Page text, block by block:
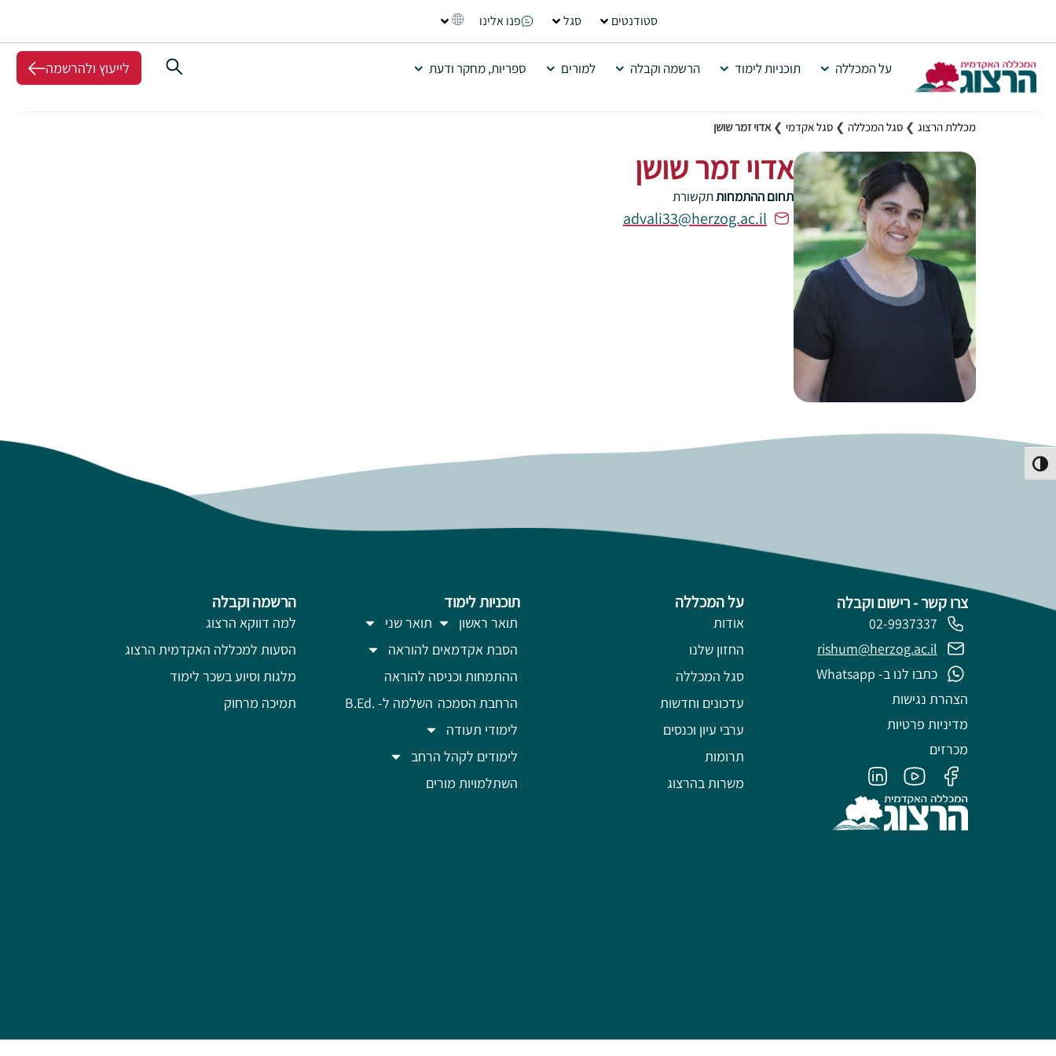
הפעל/כבה ניגודיות גבוהה
סטודנטים סגל פנו אלינו
על המכללה תוכניות לימוד הרשמה וקבלה למורים ספריות, מחקר ודעת לייעוץ ולהרשמה
מכללת הרצוג ❯ סגל המכללה ❯ סגל אקדמי ❯אדוי זמר שושן
אדוי זמר שושן
תחום ההתמחותתקשורת
advali33@herzog.ac.il
צרו קשר - רישום וקבלה
02-9937337
rishum@herzog.ac.il
כתבו לנו ב- Whatsapp
הצהרת נגישות
מדיניות פרטיות
מכרזים
על המכללה
אודות
החזון שלנו
סגל המכללה
עדכונים וחדשות
ערבי עיון וכנסים
תרומות
משרות בהרצוג
תוכניות לימוד
תואר ראשון
תואר שני
הסבת אקדמאים להוראה
ההתמחות וכניסה להוראה
הרחבת הסמכה השלמה ל- .B.Ed
לימודי תעודה
לימודים לקהל הרחב
השתלמויות מורים
הרשמה וקבלה
למה דווקא הרצוג
הסעות למכללה האקדמית הרצוג
מלגות וסיוע בשכר לימוד
תמיכה מרחוק